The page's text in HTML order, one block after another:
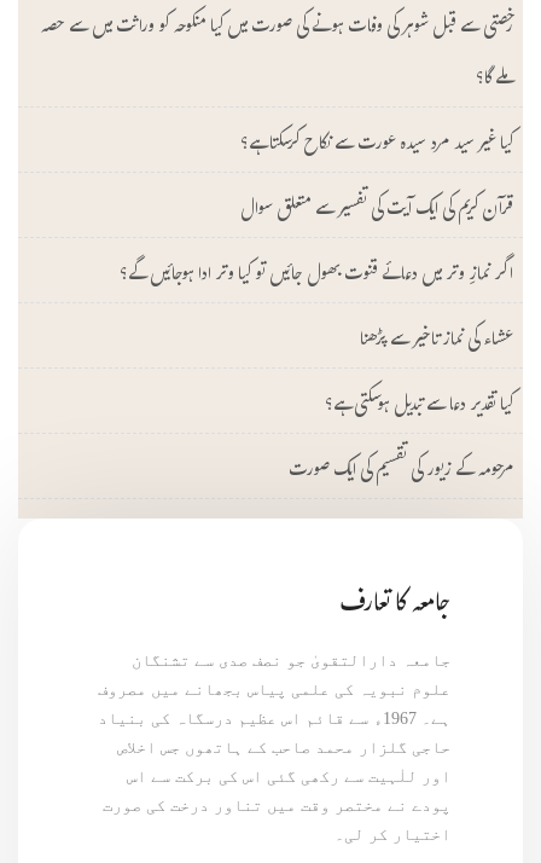
رخصتی سے قبل شوہر کی وفات ہونے کی صورت میں کیا منکوحہ کو وراثت میں سے حصہ
ملے گا؟
کیا غیر سید مرد سیدہ عورت سے نکاح کرسکتا ہے؟
قرآن کریم کی ایک آیت کی تفسیر سے متعلق سوال
اگر نمازِ وتر میں دعائے قنوت بھول جائیں تو کیا وتر ادا ہوجائیں گے؟
عشاء کی نماز تاخیر سے پڑھنا
کیا تقدیر دعا سے تبدیل ہوسکتی ہے؟
مرحومہ کے زیور کی تقسیم کی ایک صورت
جامعہ کا تعارف
جامعہ دارالتقویٰ جو نصف صدی سے تشنگان
علوم نبویہ کی علمی پیاس بجھانے میں مصروف
ہے۔ 1967ء سے قائم اس عظیم درسگاہ کی بنیاد
حاجی گلزار محمد صاحب کے ہاتھوں جس اخلاص
اور للٰہیت سے رکھی گئی اس کی برکت سے اس
پودے نے مختصر وقت میں تناور درخت کی صورت
اختیار کر لی۔